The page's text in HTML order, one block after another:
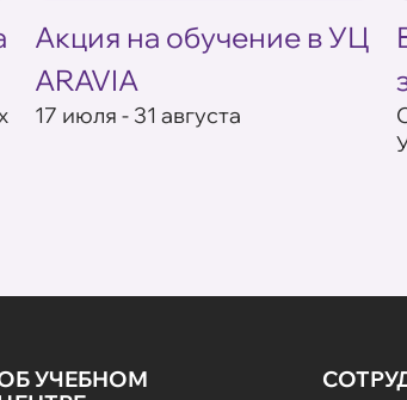
Акция на обучение в УЦ
ARAVIA
17 июля - 31 августа
УЧЕБНОМ